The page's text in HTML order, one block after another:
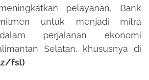
pelayanan, Bank
untuk menjadi mitra
perjalanan ekonomi
Selatan, khususnya di
fsl)